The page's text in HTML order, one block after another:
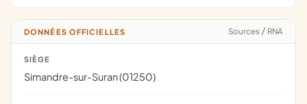
DONNÉES OFFICIELLES Sources / RNA
SIÈGE
Simandre-sur-Suran (01250)